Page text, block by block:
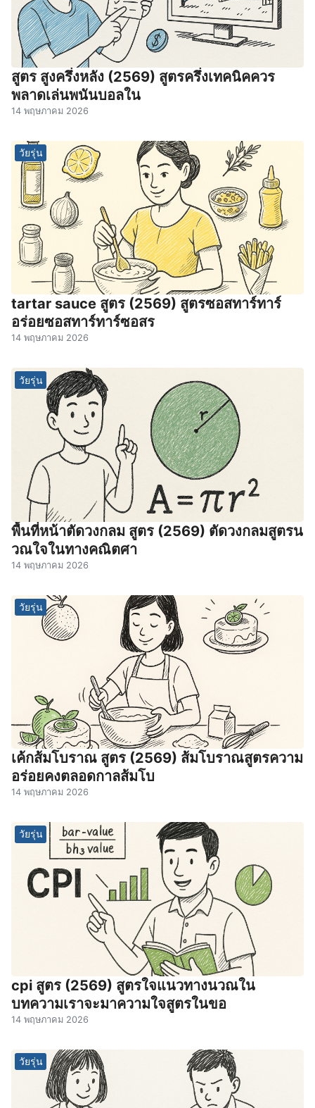
สูตร สูงครึ่งหลัง (2569) สูตรครึ่งเทคนิคควร
พลาดเล่นพนันบอลใน
14 พฤษภาคม 2026
วัยรุ่น
tartar sauce สูตร (2569) สูตรซอสทาร์ทาร์
อร่อยซอสทาร์ทาร์ซอสร
14 พฤษภาคม 2026
วัยรุ่น
พื้นที่หน้าตัดวงกลม สูตร (2569) ตัดวงกลมสูตรน
วณใจในทางคณิตศา
14 พฤษภาคม 2026
วัยรุ่น
เค้กส้มโบราณ สูตร (2569) ส้มโบราณสูตรความ
อร่อยคงตลอดกาลส้มโบ
14 พฤษภาคม 2026
วัยรุ่น
cpi สูตร (2569) สูตรใจแนวทางนวณใน
บทความเราจะมาความใจสูตรในขอ
14 พฤษภาคม 2026
วัยรุ่น